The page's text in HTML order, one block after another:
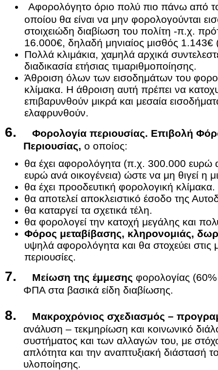
Αφορολόγητο όριο πολύ πιο πάνω από
οποίου θα είναι να μην φορολογούνται
στοιχειώδη διαβίωση του πολίτη -π.χ.
16.000€, δηλαδή μηνιαίος μισθός
Πολλά κλιμάκια, χαμηλά αρχικά
διαδικασία ετήσιας τιμαριθμοποίησης.
Άθροιση όλων των εισοδημάτων του
κλίμακα. Η άθροιση αυτή πρέπει να
επιβαρυνθούν μικρά και μεσαία
ελαφρυνθούν.
6. Φορολογία περιουσίας. Επιβολή
Περιουσίας, ο οποίος:
θα έχει αφορολόγητα (π.χ. 300.000 ευρώ
ευρώ ανά οικογένεια) ώστε να μη θιγεί η
θα έχει προοδευτική φορολογική κλίμακα.
θα αποτελεί αποκλειστικό έσοδο της
θα καταργεί τα σχετικά τέλη.
θα φορολογεί την κατοχή μεγάλης και
Φόρος μεταβίβασης, κληρονομιάς,
υψηλά αφορολόγητα και θα στοχεύει στις
περιουσίες.
7. Μείωση της έμμεσης φορολογίας
ΦΠΑ στα βασικά είδη διαβίωσης.
8.
Μακροχρόνιος σχεδιασμός –
ανάλυση – τεκμηρίωση και κοινωνικό
συστήματος και των αλλαγών του, με
απλότητα και την αναπτυξιακή διάστασή
υλοποίησης.